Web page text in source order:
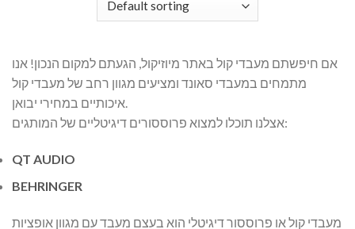
אם חיפשתם מעבדי קול באתר מיוזיקול, הגעתם למקום הנכון! אנו
מתמחים במעבדי סאונד ומציעים מגוון רחב של מעבדי קול
איכותיים במחירי יבואן.
אצלנו תוכלו למצוא פרוססורים דיגיטליים של המותגים:
QT AUDIO
BEHRINGER
מעבדי קול או פרוססור דיגיטלי הוא בעצם מעבד עם מגוון אופציות